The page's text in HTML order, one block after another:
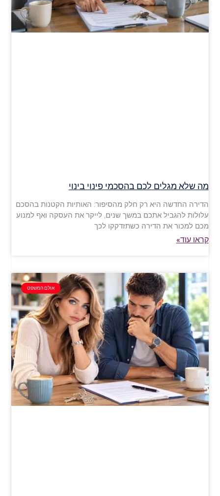
מה שלא מגלים לכם בהסכמי פינוי בינוי
הדירה החדשה היא רק חלק מהסיפור: האותיות הקטנות בהסכם
עלולות להגביל אתכם במשך שנים, לייקר את העסקה ואף למנוע
מכם למכור את הדירה כשתזדקקו לכך
קראו עוד»
אולם המשפט